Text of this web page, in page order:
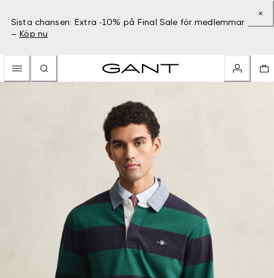
Sista chansen: Extra -10% på Final Sale för medlemmar
– Köp nu